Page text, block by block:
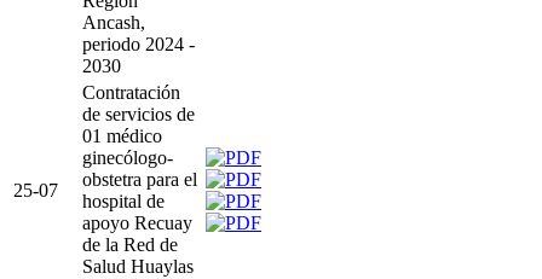
Ancash,
periodo 2024 -
2030
25-07
Contratación
de servicios de
01 médico
ginecólogo-
obstetra para el
hospital de
apoyo Recuay
de la Red de
Salud Huaylas